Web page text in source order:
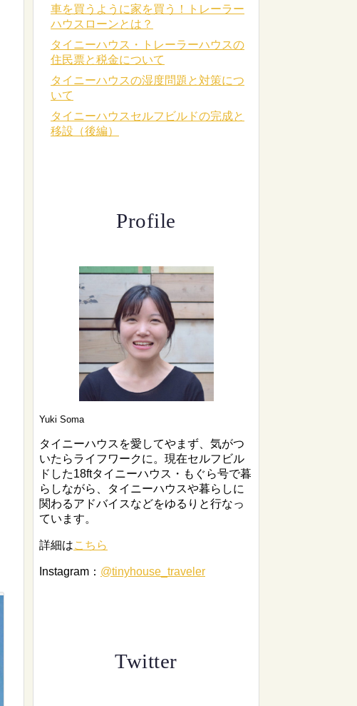
車を買うように家を買う！トレーラー
ハウスローンとは？
タイニーハウス・トレーラーハウスの
住民票と税金について
タイニーハウスの湿度問題と対策につ
いて
タイニーハウスセルフビルドの完成と
移設（後編）
Profile
Yuki Soma
タイニーハウスを愛してやまず、気がつ
いたらライフワークに。現在セルフビル
ドした18ftタイニーハウス・もぐら号で暮
らしながら、タイニーハウスや暮らしに
関わるアドバイスなどをゆるりと行なっ
ています。
詳細はこちら
Instagram： @tinyhouse_traveler
Twitter